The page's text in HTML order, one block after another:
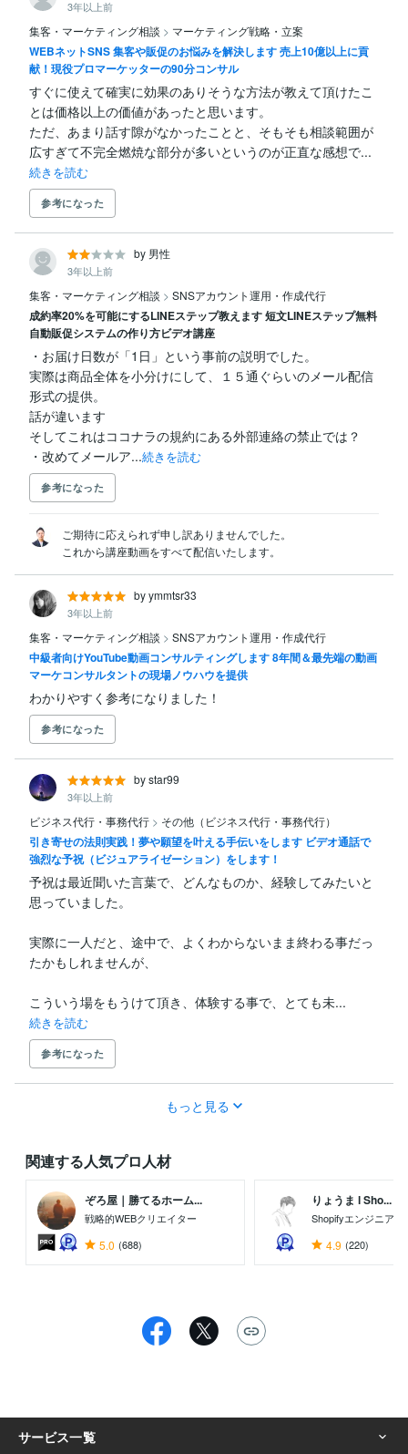
3年以上前
集客・マーケティング相談 > マーケティング戦略・立案
WEBネットSNS 集客や販促のお悩みを解決します 売上10億以上に貢
献！現役プロマーケッターの90分コンサル
すぐに使えて確実に効果のありそうな方法が教えて頂けたこ
とは価格以上の価値があったと思います。
ただ、あまり話す隙がなかったことと、そもそも相談範囲が
広すぎて不完全燃焼な部分が多いというのが正直な感想で...
続きを読む
参考になった
by 男性
3年以上前
集客・マーケティング相談 > SNSアカウント運用・作成代行
成約率20%を可能にするLINEステップ教えます 短文LINEステップ無料
自動販促システムの作り方ビデオ講座
・お届け日数が「1日」という事前の説明でした。
実際は商品全体を小分けにして、１５通ぐらいのメール配信
形式の提供。
話が違います
そしてこれはココナラの規約にある外部連絡の禁止では？
・改めてメールア...続きを読む
参考になった
ご期待に応えられず申し訳ありませんでした。
これから講座動画をすべて配信いたします。
by ymmtsr33
3年以上前
集客・マーケティング相談 > SNSアカウント運用・作成代行
中級者向けYouTube動画コンサルティングします 8年間＆最先端の動画
マーケコンサルタントの現場ノウハウを提供
わかりやすく参考になりました！
参考になった
by star99
3年以上前
ビジネス代行・事務代行 > その他（ビジネス代行・事務代行）
引き寄せの法則実践！夢や願望を叶える手伝いをします ビデオ通話で
強烈な予祝（ビジュアライゼーション）をします！
予祝は最近聞いた言葉で、どんなものか、経験してみたいと
思っていました。
実際に一人だと、途中で、よくわからないまま終わる事だっ
たかもしれませんが、
こういう場をもうけて頂き、体験する事で、とても未...
続きを読む
参考になった
もっと見る
関連する人気プロ人材
ぞろ屋｜勝てるホーム...
戦略的WEBクリエイター
5.0 (688)
りょうま l Sho...
Shopifyエンジニア
4.9 (220)